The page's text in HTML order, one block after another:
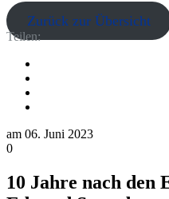
Zurück zur Übersicht
Teilen:
am 06. Juni 2023
0
10 Jahre nach den